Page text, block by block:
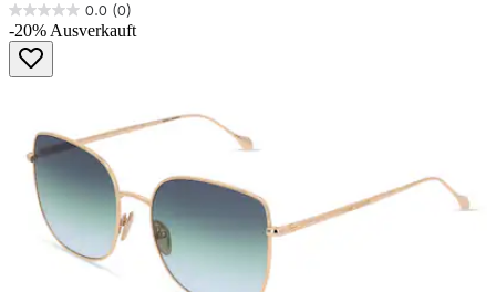
0.0 (0)
0.0
von
Sternen.
-20% Ausverkauft